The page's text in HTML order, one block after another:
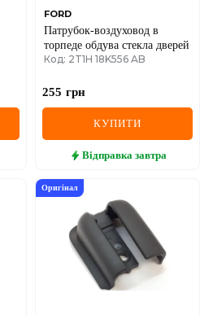
FORD
Патрубок-воздуховод в
торпеде обдува стекла дверей
Код: 2T1H 18K556 AB
255 грн
КУПИТИ
Відправка завтра
Оригінал